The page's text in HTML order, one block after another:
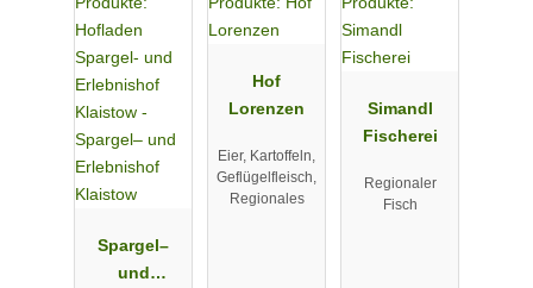
Spargel–
und
Hof
Lorenzen
Eier, Kartoffeln,
Geflügelfleisch,
Regionales
Simandl
Fischerei
Regionaler
Fisch